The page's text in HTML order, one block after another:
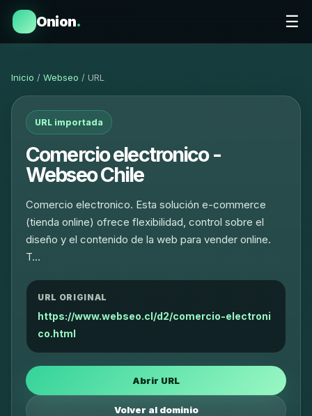
Onion. ☰
Inicio / Webseo / URL
URL importada
Comercio electronico -
Webseo Chile
Comercio electronico. Esta solución e-commerce
(tienda online) ofrece flexibilidad, control sobre el
diseño y el contenido de la web para vender online.
T…
URL ORIGINAL
https://www.webseo.cl/d2/comercio-electroni
co.html
Abrir URL
Volver al dominio